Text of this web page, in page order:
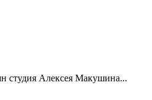
студия Алексея Макушина...